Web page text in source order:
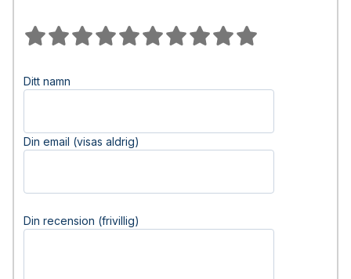
Ditt namn
Din email (visas aldrig)
Din recension (frivillig)